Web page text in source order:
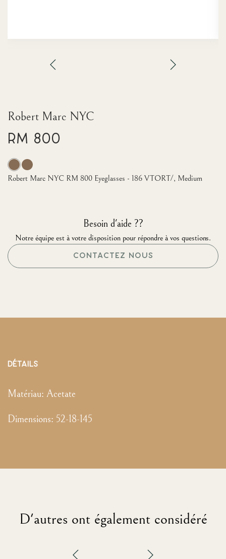
Robert Marc NYC
RM 800
Robert Marc NYC RM 800 Eyeglasses - 186 VTORT/, Medium
Besoin d'aide ??
Notre équipe est à votre disposition pour répondre à vos questions.
CONTACTEZ NOUS
DÉTAILS
Matériau: Acetate
Dimensions: 52-18-145
D'autres ont également considéré